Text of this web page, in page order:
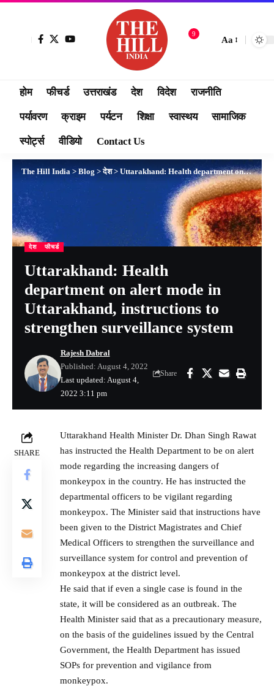
9
Aa
होम फीचर्ड उत्तराखंड देश विदेश राजनीति
पर्यावरण क्राइम पर्यटन शिक्षा स्वास्थय सामाजिक
स्पोर्ट्स वीडियो Contact Us
The Hill India > Blog >देश> Uttarakhand: Health department on alert mode in Uttarakhand, instructions to strengthen surveillance system
देश फीचर्ड
Uttarakhand: Health
department on alert mode in
Uttarakhand, instructions to
strengthen surveillance system
Last updated: August 4,
2022 3:11 pm
Rajesh Dabral
Published: August 4, 2022
Share
SHARE
Uttarakhand Health Minister Dr. Dhan Singh Rawat
has instructed the Health Department to be on alert
mode regarding the increasing dangers of
monkeypox in the country. He has instructed the
departmental officers to be vigilant regarding
monkeypox. The Minister said that instructions have
been given to the District Magistrates and Chief
Medical Officers to strengthen the surveillance and
surveillance system for control and prevention of
monkeypox at the district level.
He said that if even a single case is found in the
state, it will be considered as an outbreak. The
Health Minister said that as a precautionary measure,
on the basis of the guidelines issued by the Central
Government, the Health Department has issued
SOPs for prevention and vigilance from
monkeypox.